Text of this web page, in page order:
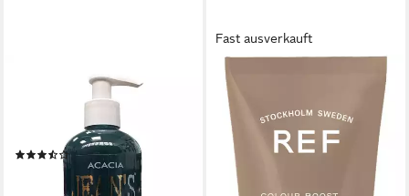
JEANS COLOR
Haarfarbe Semi Permanente
(7)
UVP 12,99 €
(3,80 €/ 100 ml)
Fast ausverkauft
REF
Haarfarbe REF Colour Boost
Masque Cool Chocolate
200ml
40,00 €
(200,00 €/ 1 l)
lieferbar - in 2-3 Werktagen bei dir